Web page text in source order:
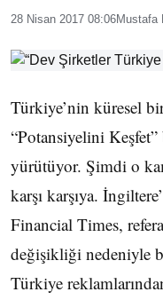
28 Nisan 2017 08:06Mustafa
Türkiye’nin küresel
“Potansiyelini Keşfet”
yürütüyor. Şimdi o
karşı karşıya.
Financial Times,
değişikliği nedeniyle
Türkiye